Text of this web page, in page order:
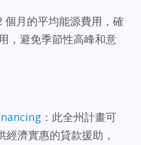
個月的平均能源費用，確
，避免季節性高峰和意
：此全州計畫可
濟實惠的貸款援助，